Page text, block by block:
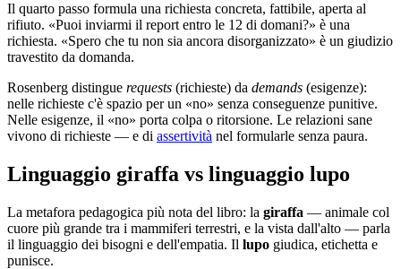
Il quarto passo formula una richiesta concreta, fattibile, aperta al
rifiuto. «Puoi inviarmi il report entro le 12 di domani?» è una
richiesta. «Spero che tu non sia ancora disorganizzato» è un giudizio
travestito da domanda.
Rosenberg distingue requests (richieste) da demands (esigenze):
nelle richieste c'è spazio per un «no» senza conseguenze punitive.
Nelle esigenze, il «no» porta colpa o ritorsione. Le relazioni sane
vivono di richieste — e di assertività nel formularle senza paura.
Linguaggio giraffa vs linguaggio lupo
La metafora pedagogica più nota del libro: la giraffa — animale col
cuore più grande tra i mammiferi terrestri, e la vista dall'alto — parla
il linguaggio dei bisogni e dell'empatia. Il lupo giudica, etichetta e
punisce.